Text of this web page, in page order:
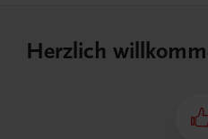
Herzlich